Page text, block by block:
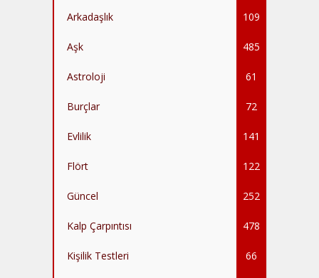
Arkadaşlık 109
Aşk 485
Astroloji 61
Burçlar 72
Evlilik 141
Flört 122
Güncel 252
Kalp Çarpıntısı 478
Kişilik Testleri 66